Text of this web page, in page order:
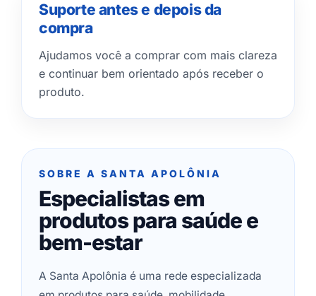
Suporte antes e depois da
compra
Ajudamos você a comprar com mais clareza
e continuar bem orientado após receber o
produto.
SOBRE A SANTA APOLÔNIA
Especialistas em
produtos para saúde e
bem-estar
A Santa Apolônia é uma rede especializada